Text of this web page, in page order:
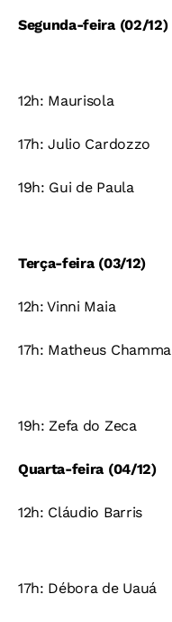
Segunda-feira (02/12)
12h: Maurisola
17h: Julio Cardozzo
19h: Gui de Paula
Terça-feira (03/12)
12h: Vinni Maia
17h: Matheus Chamma
19h: Zefa do Zeca
Quarta-feira (04/12)
12h: Cláudio Barris
17h: Débora de Uauá